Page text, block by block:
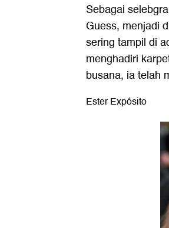
Sebagai
Guess, menjadi
sering tampil di
menghadiri
busana, ia telah
Ester Expósito